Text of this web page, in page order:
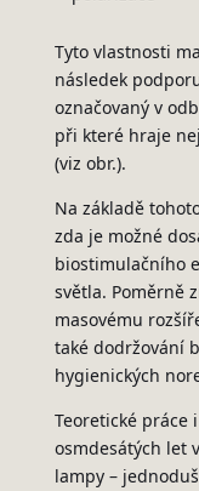
Tyto vlastnosti
následek
označovaný v
při které hraje
(viz obr.).
Na základě
zda je možné
biostimulačního
světla. Poměrně
masovému
také dodržování
hygienických
Teoretické práce
osmdesátých let
lampy –